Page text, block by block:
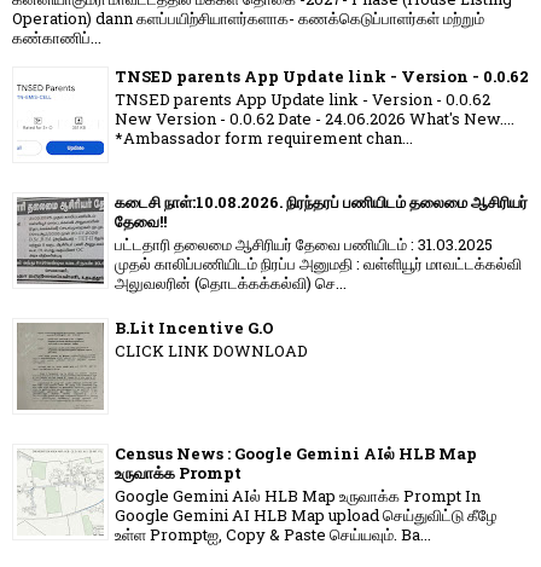
Operation) dann களப்பயிற்சியாளர்களாக- கணக்கெடுப்பாளர்கள் மற்றும்
கண்காணிப்...
TNSED parents App Update link - Version - 0.0.62
TNSED parents App Update link - Version - 0.0.62
New Version - 0.0.62 Date - 24.06.2026 What's New....
*Ambassador form requirement chan...
கடைசி நாள்:10.08.2026. நிரந்தரப் பணியிடம் தலைமை ஆசிரியர்
தேவை!!
பட்டதாரி தலைமை ஆசிரியர் தேவை பணியிடம் : 31.03.2025
முதல் காலிப்பணியிடம் நிரப்ப அனுமதி : வள்ளியூர் மாவட்டக்கல்வி
அலுவலரின் (தொடக்கக்கல்வி) செ...
B.Lit Incentive G.O
CLICK LINK DOWNLOAD
Census News : Google Gemini AIல் HLB Map
உருவாக்க Prompt
Google Gemini AIல் HLB Map உருவாக்க Prompt In
Google Gemini AI HLB Map upload செய்துவிட்டு கீழே
உள்ள Promptஐ, Copy & Paste செய்யவும். Ba...